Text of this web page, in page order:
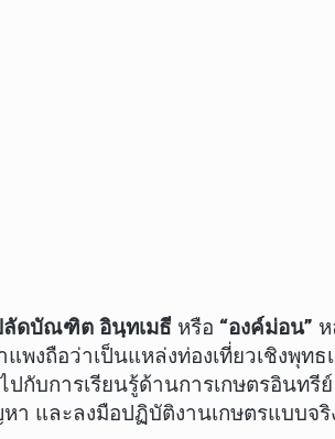
ลัดบัณฑิต อินฺทเมธี หรือ “องค์ม่อน”
แพงถือว่าเป็นแหล่งท่องเที่ยวเชิง
ปกับการเรียนรู้ด้านการเกษตรอิน
และลงมือปฏิบัติงานเกษตรแบบจ